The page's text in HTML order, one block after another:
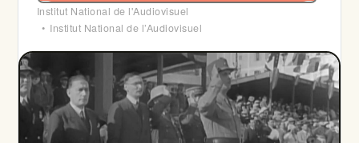
Institut National de l'Audiovisuel
Institut National de l’Audiovisuel